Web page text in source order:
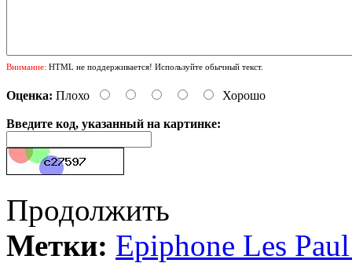
Внимание: HTML не поддерживается! Используйте обычный текст.
Оценка: Плохо Хорошо
Введите код, указанный на картинке:
Продолжить
Метки: Epiphone Les